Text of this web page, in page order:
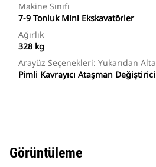
Makine Sınıfı
7-9 Tonluk Mini Ekskavatörler
Ağırlık
328 kg
Arayüz Seçenekleri: Yukarıdan Alta
Pimli Kavrayıcı Ataşman Değiştirici
Görüntüleme